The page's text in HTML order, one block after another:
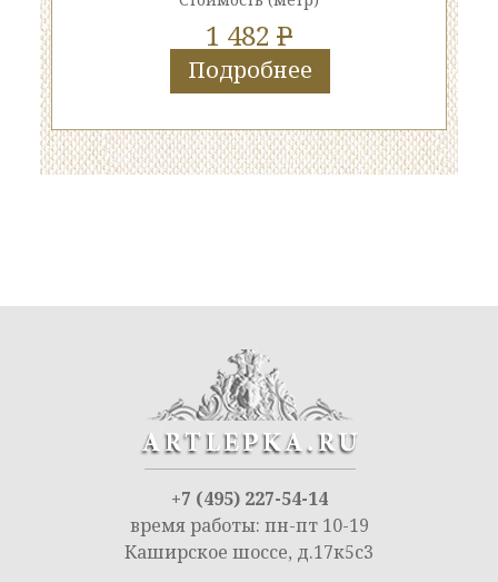
1 482 P
Подробнее
+7 (495) 227-54-14
время работы: пн-пт 10-19
Каширское шоссе, д.17к5с3